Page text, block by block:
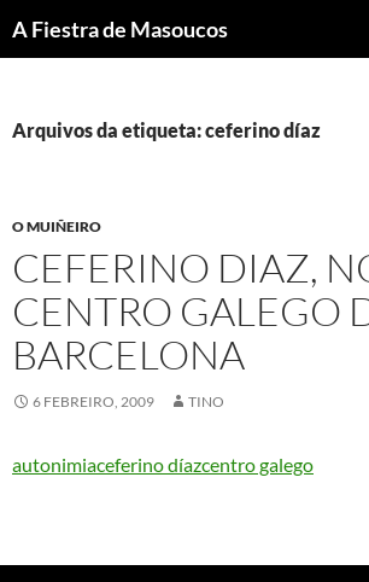
aoA Fiestra de Masoucos
Arquivos da etiqueta: ceferino díaz
O MUIÑEIRO
CEFERINO DIAZ,
CENTRO GALEGO
BARCELONA
6 FEBREIRO, 2009 TINO
autonimiaceferino díazcentro galego